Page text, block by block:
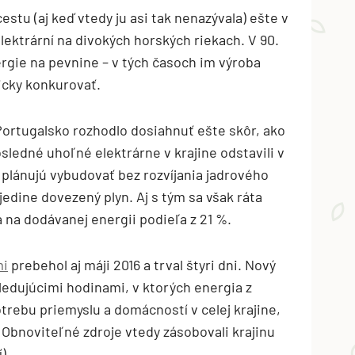
(aj keď vtedy ju asi tak nenazývala) ešte v
na divokých horských riekach. V 90.
na pevnine – v tých časoch im výroba
konkurovať.
rozhodlo dosiahnuť ešte skôr, ako
uhoľné elektrárne v krajine odstavili v
vybudovať bez rozvíjania jadrového
dovezený plyn. Aj s tým sa však ráta
dodávanej energii podieľa z 21 %.
prebehol aj máji 2016 a trval štyri dni. Nový
hodinami, v ktorých energia z
priemyslu a domácností v celej krajine,
zdroje vtedy zásobovali krajinu